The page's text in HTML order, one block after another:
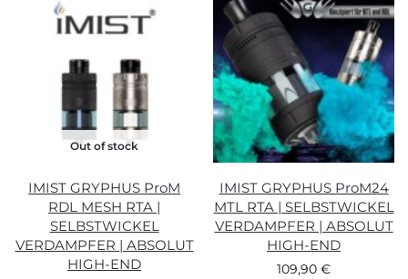
Out of stock
IMIST GRYPHUS ProM
RDL MESH RTA |
SELBSTWICKEL
VERDAMPFER | ABSOLUT
HIGH-END
IMIST GRYPHUS ProM24
MTL RTA | SELBSTWICKEL
VERDAMPFER | ABSOLUT
HIGH-END
109,90 €